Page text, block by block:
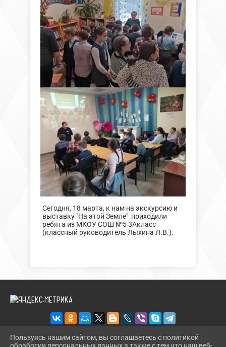
Сегодня, 18 марта, к нам на экскурсию и
выставку "На этой Земле" приходили
ребята из МКОУ СОШ №5 3Акласс
(классный руководитель Лыхина Л.В.).
Пользуясь нашим сайтом, вы соглашаетесь с политикой